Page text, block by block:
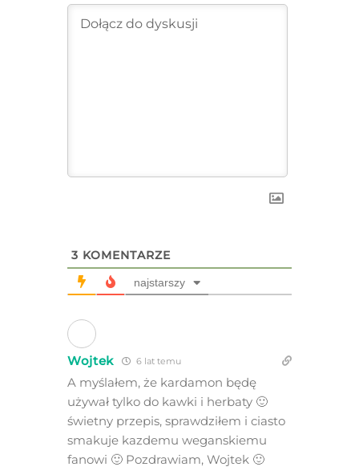
3 KOMENTARZE
najstarszy
Wojtek 6 lat temu
A myślałem, że kardamon będę
używał tylko do kawki i herbaty 🙂
świetny przepis, sprawdziłem i ciasto
smakuje kazdemu weganskiemu
fanowi 🙂 Pozdrawiam, Wojtek 🙂